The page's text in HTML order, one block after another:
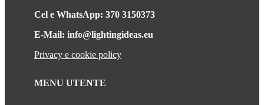
Cel e WhatsApp: 370 3150373
E-Mail: info@lightingideas.eu
Privacy e cookie policy
MENU UTENTE